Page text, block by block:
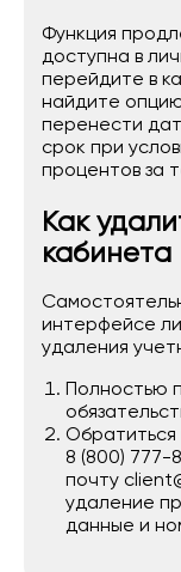
Функция
доступна в
перейдите в
найдите опцию
перенести
срок при
процентов за
Как
кабинета
интерфейсе
удаления
Полностью
Обратиться
8 (800) 777-
почту
удаление
данные и